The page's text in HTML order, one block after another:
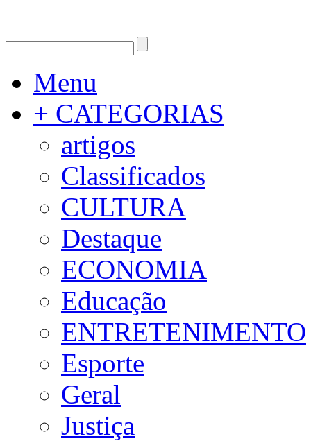
Menu
+ CATEGORIAS
artigos
Classificados
CULTURA
Destaque
ECONOMIA
Educação
ENTRETENIMENTO
Esporte
Geral
Justiça